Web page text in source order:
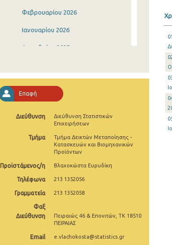
Φεβρουαρίου 2026
Ιανουαρίου 2026
Δεκεμβρίου 2025
Σεπτεμβρίου 2025
Αυγούστου 2025
Ιουλίου 2025
Ιουνίου 2025
Μαΐου 2025
Μαρτίου 2025
Φεβρουαρίου 2025
Ιανουαρίου 2025
Επαφή
Διεύθυνση
Διεύθυνση Στατιστικών
Επιχειρήσεων
Τμήμα
Τμήμα Δεικτών Μεταποίησης -
Κατασκευών και Βιομηχανικών
Προϊόντων
Προϊστάμενος/η Βλαχοκώστα Ευρυδίκη
Τηλέφωνα 213 1352056
Γραμματεία 213 1352058
Φαξ
Διεύθυνση
Πειραιώς 46 & Επονιτών, ΤΚ 18510
ΠΕΙΡΑΙΑΣ
Email e.vlachokosta@statistics.gr